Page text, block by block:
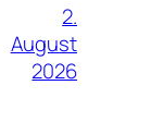
2.
August
2026